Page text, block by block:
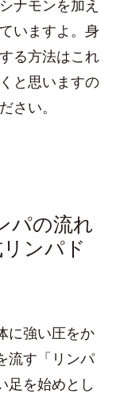
ナモンを加え
いますよ。身
る方法はこれ
と思いますの
さい。
パの流れ
ンパド
に強い圧をか
流す「リンパ
足を始めとし